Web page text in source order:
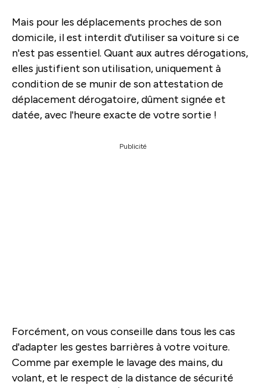
Mais pour les déplacements proches de son
domicile, il est interdit d'utiliser sa voiture si ce
n'est pas essentiel. Quant aux autres dérogations,
elles justifient son utilisation, uniquement à
condition de se munir de son attestation de
déplacement dérogatoire, dûment signée et
datée, avec l'heure exacte de votre sortie !
Publicité
Forcément, on vous conseille dans tous les cas
d'adapter les gestes barrières à votre voiture.
Comme par exemple le lavage des mains, du
volant, et le respect de la distance de sécurité